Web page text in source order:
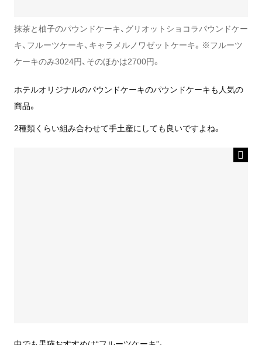
抹茶と柚子のパウンドケーキ、グリオットショコラパウンドケー
キ、フルーツケーキ、キャラメルノワゼットケーキ。※フルーツ
ケーキのみ3024円、そのほかは2700円。
ホテルオリジナルのパウンドケーキのパウンドケーキも人気の
商品。
2種類くらい組み合わせて手土産にしても良いですよね。